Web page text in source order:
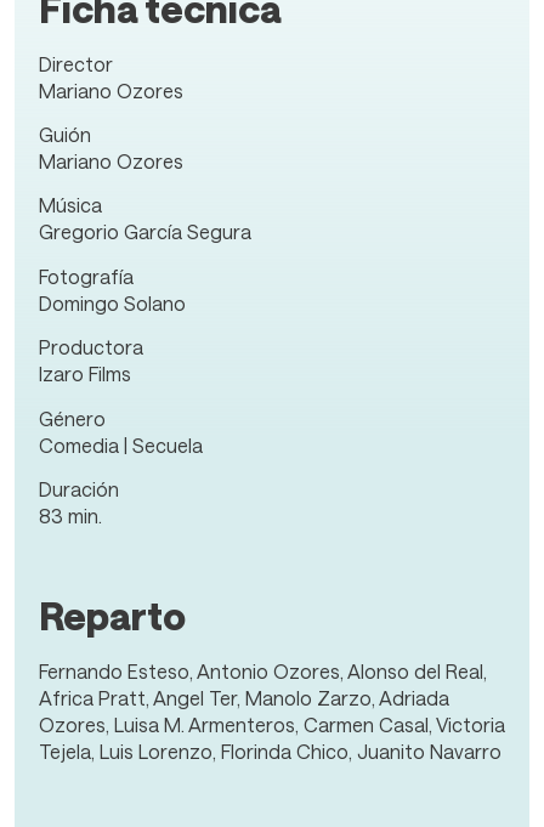
Director
Mariano Ozores
Guión
Mariano Ozores
Música
Gregorio García Segura
Fotografía
Domingo Solano
Productora
Izaro Films
Género
Comedia | Secuela
Duración
83 min.
Reparto
Fernando Esteso, Antonio Ozores, Alonso del Real,
Africa Pratt, Angel Ter, Manolo Zarzo, Adriada
Ozores, Luisa M. Armenteros, Carmen Casal, Victoria
Tejela, Luis Lorenzo, Florinda Chico, Juanito Navarro